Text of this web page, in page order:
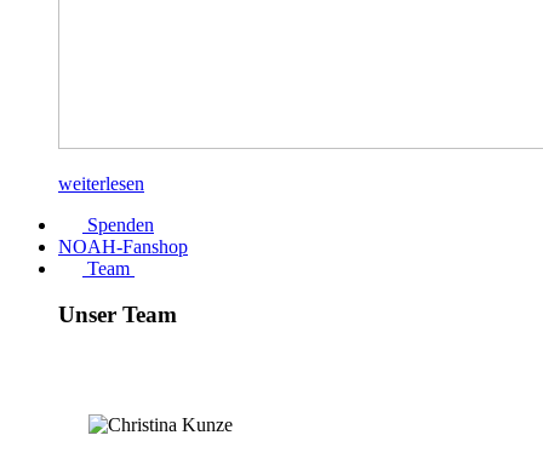
weiterlesen
Spenden
NOAH-Fanshop
Team
Unser Team